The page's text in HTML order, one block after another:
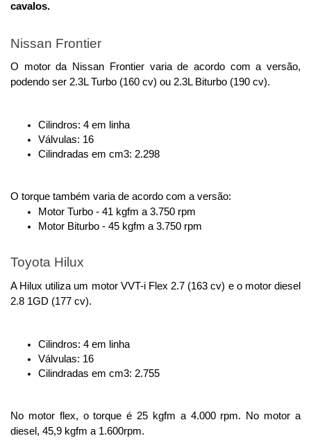
cavalos.
Nissan Frontier
O motor da Nissan Frontier varia de acordo com a versão,
podendo ser 2.3L Turbo (160 cv) ou 2.3L Biturbo (190 cv).
Cilindros: 4 em linha
Válvulas: 16
Cilindradas em cm3: 2.298
O torque também varia de acordo com a versão:
Motor Turbo - 41 kgfm a 3.750 rpm
Motor Biturbo - 45 kgfm a 3.750 rpm
Toyota Hilux
A Hilux utiliza um motor VVT-i Flex 2.7 (163 cv) e o motor diesel
2.8 1GD (177 cv).
Cilindros: 4 em linha
Válvulas: 16
Cilindradas em cm3: 2.755
No motor flex, o torque é 25 kgfm a 4.000 rpm. No motor a
diesel, 45,9 kgfm a 1.600rpm.